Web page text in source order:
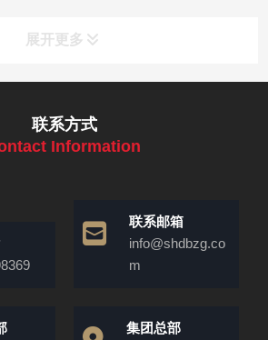
展开更多
联系方式
Information
联系邮箱
info@shdbzg.co
m
集团总部